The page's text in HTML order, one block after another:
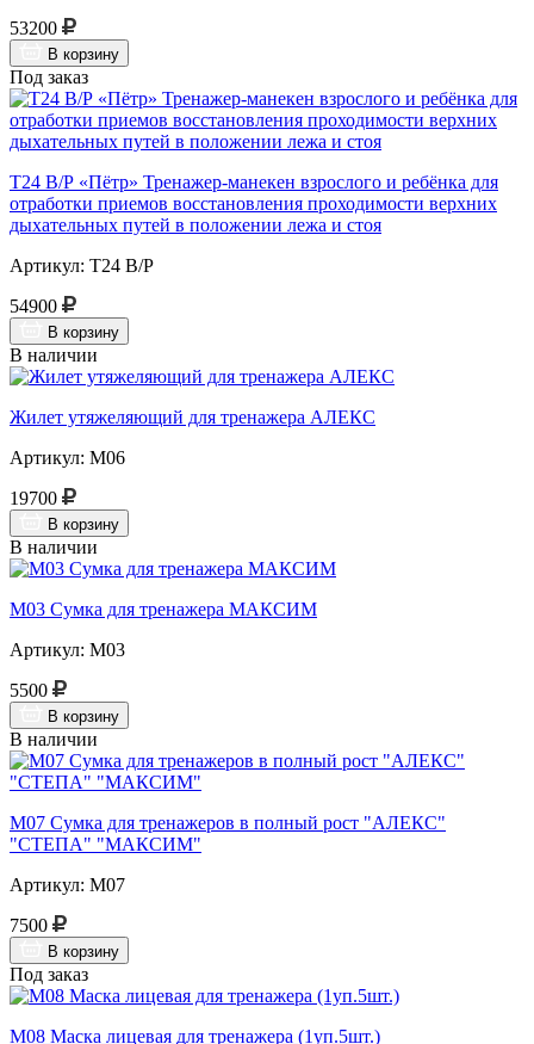
53200
В корзину
Под заказ
Т24 В/Р «Пётр» Тренажер-манекен взрослого и ребёнка для
отработки приемов восстановления проходимости верхних
дыхательных путей в положении лежа и стоя
Артикул: Т24 В/Р
54900
В корзину
В наличии
Жилет утяжеляющий для тренажера АЛЕКС
Артикул: М06
19700
В корзину
В наличии
М03 Сумка для тренажера МАКСИМ
Артикул: М03
5500
В корзину
В наличии
М07 Сумка для тренажеров в полный рост "АЛЕКС"
"СТЕПА" "МАКСИМ"
Артикул: М07
7500
В корзину
Под заказ
М08 Маска лицевая для тренажера (1уп.5шт.)